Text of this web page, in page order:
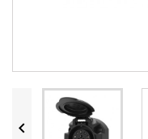
